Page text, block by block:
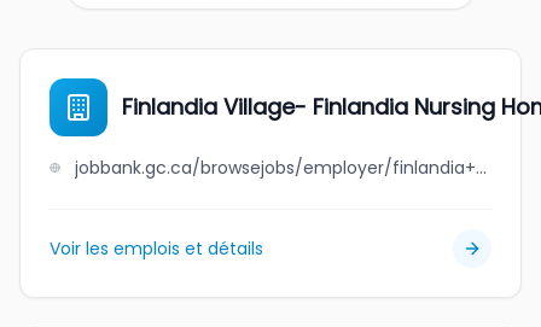
Finlandia Village- Finlandia Nursing
jobbank.gc.ca/browsejobs/employer/finlandia+village-+finlandia+nursing+home+limited/ca
Voir les emplois et détails